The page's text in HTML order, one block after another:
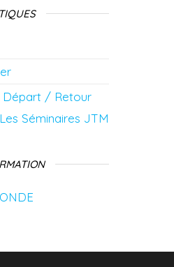
Départ / Retour
Séminaires JTM